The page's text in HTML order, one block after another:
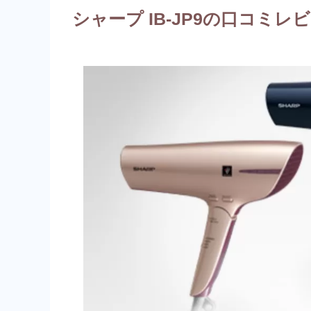
シャープ IB-JP9の口コミレ